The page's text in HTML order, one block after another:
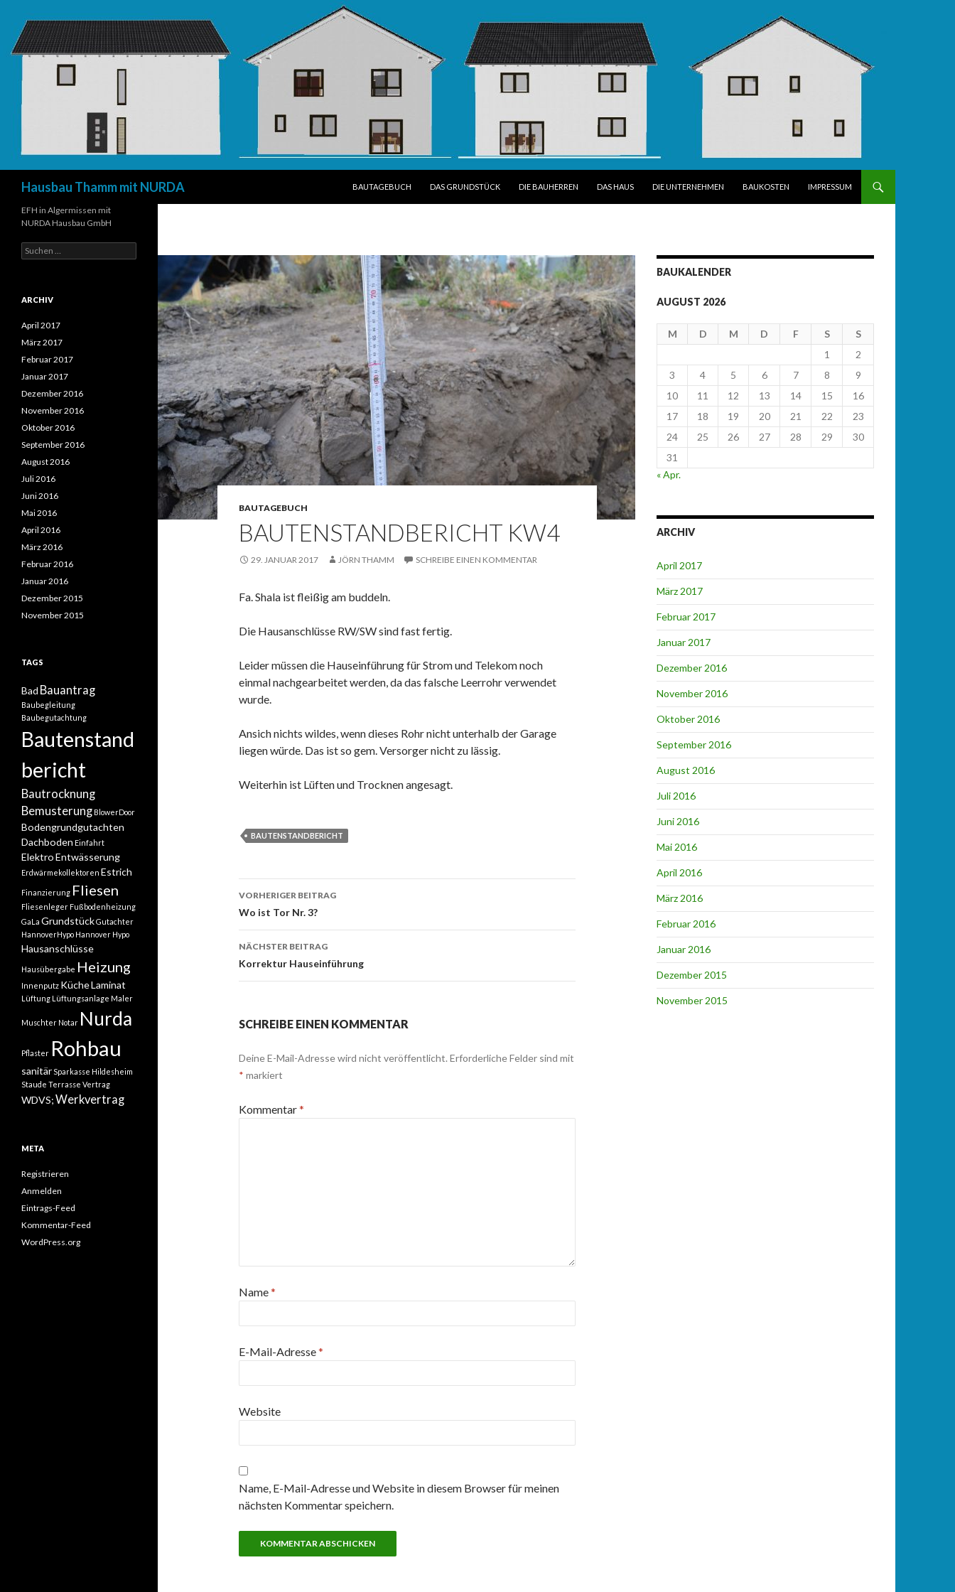
Hausbau Thamm mit NURDA
BAUTAGEBUCH
DAS GRUNDSTÜCK DIE BAUHERREN DAS HAUS DIE UNTERNEHMEN BAUKOSTEN IMPRESSUM
BAUTAGEBUCH
BAUTENSTANDBERICHT KW4
29. JANUAR 2017 JÖRN THAMM SCHREIBE EINEN KOMMENTAR
Fa. Shala ist fleißig am buddeln.
Die Hausanschlüsse RW/SW sind fast fertig.
Leider müssen die Hauseinführung für Strom und Telekom noch
einmal nachgearbeitet werden, da das falsche Leerrohr verwendet
wurde.
Ansich nichts wildes, wenn dieses Rohr nicht unterhalb der Garage
liegen würde. Das ist so gem. Versorger nicht zu lässig.
Weiterhin ist Lüften und Trocknen angesagt.
BAUTENSTANDBERICHT
Beitrags-
Navigation
VORHERIGER BEITRAG
Wo ist Tor Nr. 3?
NÄCHSTER BEITRAG
Korrektur Hauseinführung
SCHREIBE EINEN KOMMENTAR
Deine E-Mail-Adresse wird nicht veröffentlicht. Erforderliche Felder sind mit
* markiert
Kommentar*
Name*
E-Mail-Adresse*
Website
Name, E-Mail-Adresse und Website in diesem Browser für meinen
nächsten Kommentar speichern.
BAUKALENDER
AUGUST 2026
M D M D F S
S
1
2
3
4 5 6 7 8
9
10
11 12 13 14 15
16
17
18 19 20 21 22
23
24
25 26 27 28 29
30
31
« Apr.
ARCHIV
April 2017
März 2017
Februar 2017
Januar 2017
Dezember 2016
November 2016
Oktober 2016
September 2016
August 2016
Juli 2016
Juni 2016
Mai 2016
April 2016
März 2016
Februar 2016
Januar 2016
Dezember 2015
November 2015
EFH in Algermissen mit
NURDA Hausbau GmbH
Suchen
nach:
ARCHIV
April 2017
März 2017
Februar 2017
Januar 2017
Dezember 2016
November 2016
Oktober 2016
September 2016
August 2016
Juli 2016
Juni 2016
Mai 2016
April 2016
März 2016
Februar 2016
Januar 2016
Dezember 2015
November 2015
TAGS
Bad Bauantrag
Baubegleitung
Baubegutachtung
Bautenstand
bericht
Bautrocknung
Bemusterung BlowerDoor
Bodengrundgutachten
Dachboden Einfahrt
ElektroEntwässerung
Erdwärmekollektoren Estrich
Finanzierung Fliesen
Fliesenleger Fußbodenheizung
GaLa GrundstückGutachter
HannoverHypo Hannover Hypo
Hausanschlüsse
Hausübergabe Heizung
Innenputz KücheLaminat
Lüftung Lüftungsanlage Maler
Muschter Notar Nurda
Pflaster Rohbau
sanitär Sparkasse Hildesheim
Staude Terrasse Vertrag
WDVS;Werkvertrag
META
Registrieren
Anmelden
Eintrags-Feed
Kommentar-Feed
WordPress.org